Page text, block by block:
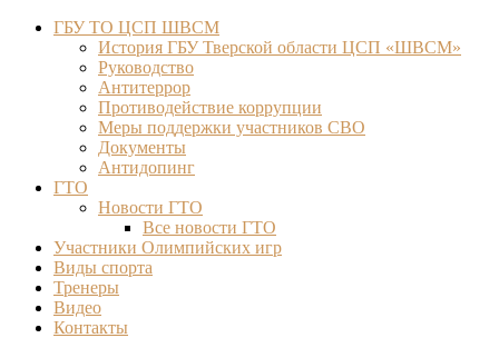
ГБУ ТО ЦСП ШВСМ
История ГБУ Тверской области ЦСП «ШВСМ»
Руководство
Антитеррор
Противодействие коррупции
Меры поддержки участников СВО
Документы
Антидопинг
ГТО
Новости ГТО
Все новости ГТО
Участники Олимпийских игр
Виды спорта
Тренеры
Видео
Контакты